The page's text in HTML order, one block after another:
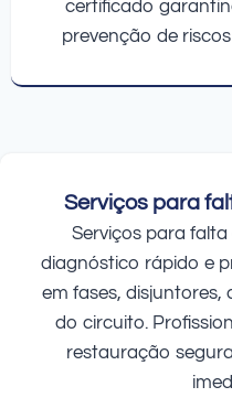
certificado
prevenção de
Serviços para
Serviços para
diagnóstico rápido e
em fases, disjuntores,
do circuito.
restauração